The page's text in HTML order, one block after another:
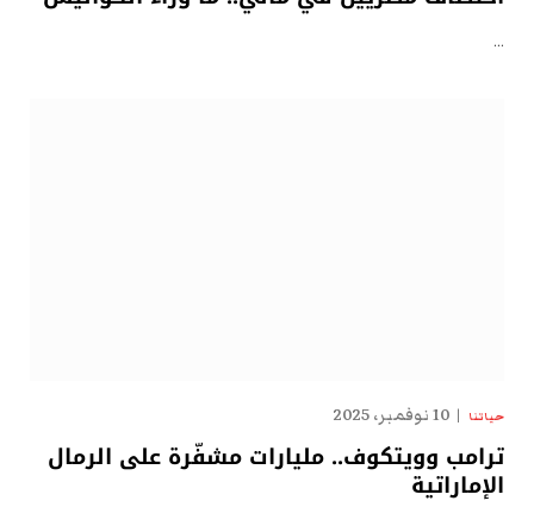
…
حياتنا 10 نوفمبر، 2025
ترامب وويتكوف.. مليارات مشفّرة على الرمال
الإماراتية